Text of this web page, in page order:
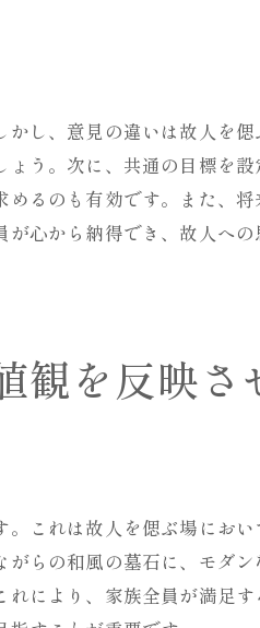
ためのチェックリスト
ミュニケーションの促進
の価値観の共有
機会としての意義
の新たな結束
計画ステップ
でのプロセス
ための確認ポイント
し、意見の違いは故人を
う。次に、共通の目標を
るのも有効です。また、
心から納得でき、故人へ
観を反映さ
これは故人を偲ぶ場にお
らの和風の墓石に、モダ
により、家族全員が満足